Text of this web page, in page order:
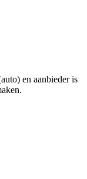
en aanbieder is